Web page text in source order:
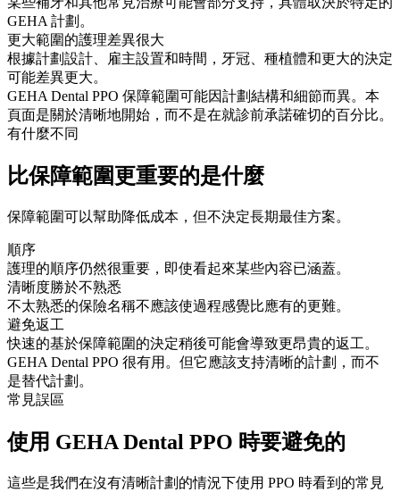
GEHA 計劃。
更大範圍的護理差異很大
根據計劃設計、雇主設置和時間，牙冠、種植體和更大的決定
可能差異更大。
GEHA Dental PPO 保障範圍可能因計劃結構和細節而異。本
頁面是關於清晰地開始，而不是在就診前承諾確切的百分比。
有什麼不同
比保障範圍更重要的是什麼
保障範圍可以幫助降低成本，但不決定長期最佳方案。
順序
護理的順序仍然很重要，即使看起來某些內容已涵蓋。
清晰度勝於不熟悉
不太熟悉的保險名稱不應該使過程感覺比應有的更難。
避免返工
快速的基於保障範圍的決定稍後可能會導致更昂貴的返工。
GEHA Dental PPO 很有用。但它應該支持清晰的計劃，而不
是替代計劃。
常見誤區
使用 GEHA Dental PPO 時要避免的
這些是我們在沒有清晰計劃的情況下使用 PPO 時看到的常見